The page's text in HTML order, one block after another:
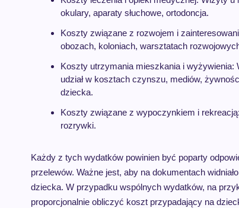
okulary, aparaty słuchowe, ortodoncja.
Koszty związane z rozwojem i
obozach, koloniach, warsztatach
Koszty utrzymania mieszkania i
udział w kosztach czynszu, mediów,
dziecka.
Koszty związane z wypoczynkiem i
rozrywki.
Każdy z tych wydatków powinien być poparty
przelewów. Ważne jest, aby na dokumentach
dziecka. W przypadku wspólnych wydatków, na
proporcjonalnie obliczyć koszt przypadający na